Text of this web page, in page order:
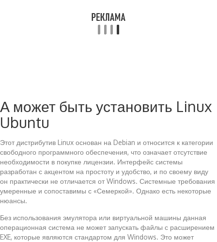
А может быть установить Linux
Ubuntu
Этот дистрибутив Linux основан на Debian и относится к категории
свободного программного обеспечения, что означает отсутствие
необходимости в покупке лицензии. Интерфейс системы
разработан с акцентом на простоту и удобство, и по своему виду
он практически не отличается от Windows. Системные требования
умеренные и сопоставимы с «Семеркой». Однако есть некоторые
нюансы.
Без использования эмулятора или виртуальной машины данная
операционная система не может запускать файлы с расширением
EXE, которые являются стандартом для Windows. Это может